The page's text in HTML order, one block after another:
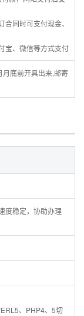
同时可支付现金、
宝、微信等方式支付
底前开具出来,邮寄
度稳定，协助办理
、PHP4、5切